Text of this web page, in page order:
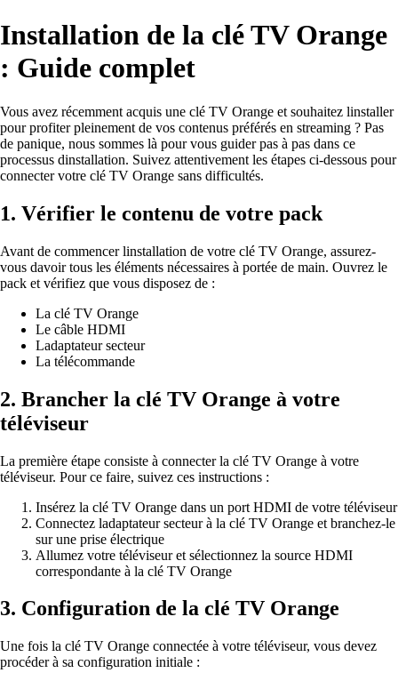
Installation de la clé TV Orange
: Guide complet
Vous avez récemment acquis une clé TV Orange et souhaitez linstaller
pour profiter pleinement de vos contenus préférés en streaming ? Pas
de panique, nous sommes là pour vous guider pas à pas dans ce
processus dinstallation. Suivez attentivement les étapes ci-dessous pour
connecter votre clé TV Orange sans difficultés.
1. Vérifier le contenu de votre pack
Avant de commencer linstallation de votre clé TV Orange, assurez-
vous davoir tous les éléments nécessaires à portée de main. Ouvrez le
pack et vérifiez que vous disposez de :
La clé TV Orange
Le câble HDMI
Ladaptateur secteur
La télécommande
2. Brancher la clé TV Orange à votre
téléviseur
La première étape consiste à connecter la clé TV Orange à votre
téléviseur. Pour ce faire, suivez ces instructions :
Insérez la clé TV Orange dans un port HDMI de votre téléviseur
Connectez ladaptateur secteur à la clé TV Orange et branchez-le
sur une prise électrique
Allumez votre téléviseur et sélectionnez la source HDMI
correspondante à la clé TV Orange
3. Configuration de la clé TV Orange
Une fois la clé TV Orange connectée à votre téléviseur, vous devez
procéder à sa configuration initiale :